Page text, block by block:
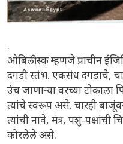
.
ओबिलीस्क म्हणजे प्राचीन
दगडी स्तंभ. एकसंध दगडाचे,
उंच जाणाऱ्या वरच्या टोकाला
त्यांचे स्वरूप असे. चारही
त्यांची नावे, मंत्र, पशु-पक्षांची
कोरलेले असे.